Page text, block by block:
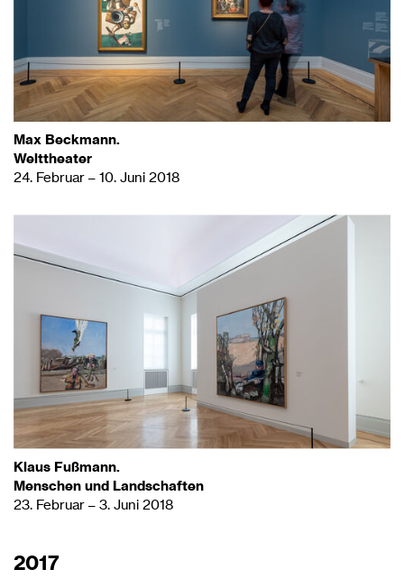
Max Beckmann.
Welttheater
24. Februar – 10. Juni 2018
Klaus Fußmann.
Menschen und Landschaften
23. Februar – 3. Juni 2018
2017